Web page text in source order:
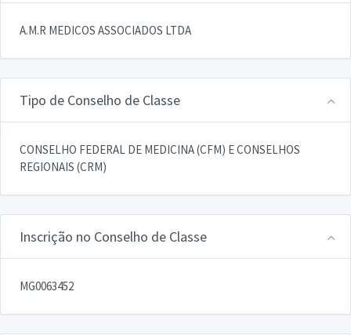
A.M.R MEDICOS ASSOCIADOS LTDA
Tipo de Conselho de Classe
CONSELHO FEDERAL DE MEDICINA (CFM) E CONSELHOS
REGIONAIS (CRM)
Inscrição no Conselho de Classe
MG0063452